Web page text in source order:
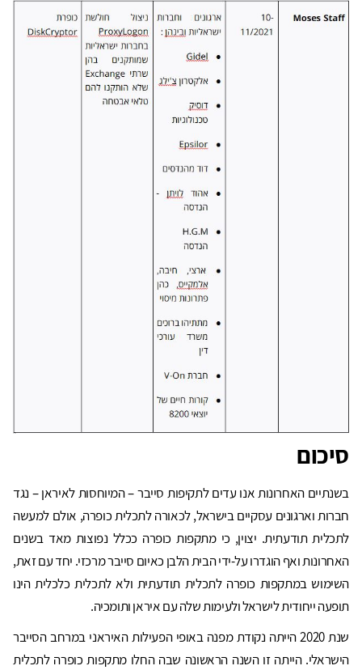
סיכום
בשנתיים האחרונות אנו עדים לתקיפות סייבר – המיוחסות לאיראן – נגד
חברות וארגונים עסקיים בישראל, לכאורה לתכלית כופרה, אולם למעשה
לתכלית תודעתית. יצוין, כי מתקפות כופרה ככלל נפוצות מאד בשנים
האחרונות ואף הוגדרו על-ידי הבית הלבן כאיום סייבר מרכזי. יחד עם זאת,
השימוש במתקפות כופרה לתכלית תודעתית ולא לתכלית כלכלית הינו
תופעה ייחודית לישראל ולעימות שלה עם איראן ותומכיה.
שנת 2020 הייתה נקודת מפנה באופי הפעילות האיראני במרחב הסייבר
הישראלי. הייתה זו השנה הראשונה שבה החלו מתקפות כופרה לתכלית